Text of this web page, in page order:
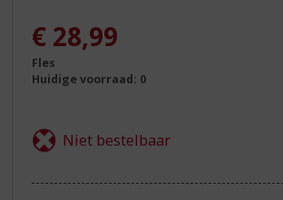
€ 28,99
Fles
Huidige voorraad: 0